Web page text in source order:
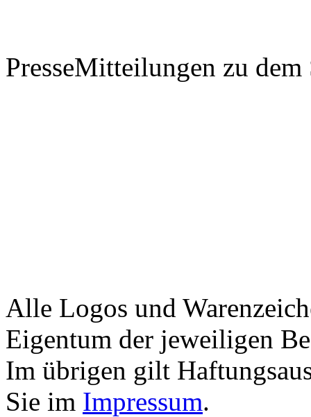
PresseMitteilungen zu
Alle Logos und
Eigentum der jeweiligen
Im übrigen gilt
Sie im Impressum.